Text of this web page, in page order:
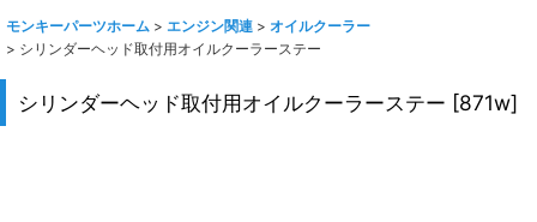
モンキーパーツホーム > エンジン関連 > オイルクーラー
> シリンダーヘッド取付用オイルクーラーステー
シリンダーヘッド取付用オイルクーラーステー [871w]